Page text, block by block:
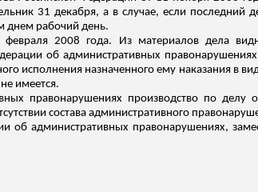
31 декабря, а в случае, если последний
днем рабочий день.
февраля 2008 года. Из материалов дела
об административных
исполнения назначенного ему наказания в
имеется.
правонарушениях производство по делу
состава административного
об административных правонарушениях,